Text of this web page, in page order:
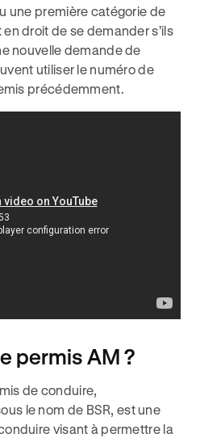
une première catégorie de
droit de se demander s’ils
nouvelle demande de
utiliser le numéro de
précédemment.
permis AM ?
de conduire,
le nom de BSR, est une
visant à permettre la